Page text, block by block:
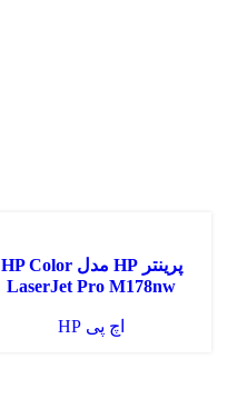
پرینتر HP مدل HP Color
LaserJet Pro M178nw
اچ پی HP